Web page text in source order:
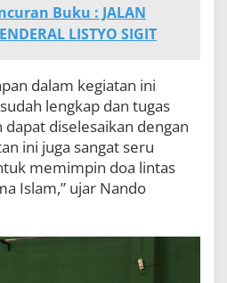
Buku : JALAN
LISTYO SIGIT
dalam kegiatan ini
lengkap dan tugas
diselesaikan dengan
ini juga sangat seru
memimpin doa lintas
Islam,” ujar Nando